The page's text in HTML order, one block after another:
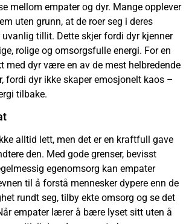
mellom empater og dyr. Mange opplever
uten grunn, at de roer seg i deres
tillit. Dette skjer fordi dyr kjenner
rolige og omsorgsfulle energi. For en
med dyr være en av de mest helbredende
fordi dyr ikke skaper emosjonelt kaos –
tilbake.
alltid lett, men det er en kraftfull gave
den. Med gode grenser, bevisst
egenomsorg kan empater
til å forstå mennesker dypere enn de
rundt seg, tilby ekte omsorg og se det
empater lærer å bære lyset sitt uten å